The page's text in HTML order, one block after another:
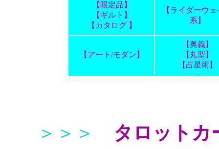
【限定品】
【ギルト】
【カタログ 】
【ライダーウ
系】
【アート/モダン】
【奥義】
【丸型】
【占星術】
＞＞＞ タロットカ